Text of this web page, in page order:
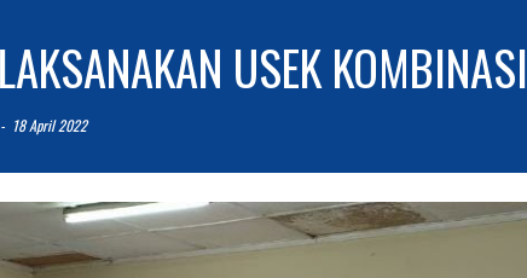
USEK KOMBINASI
18 April 2022